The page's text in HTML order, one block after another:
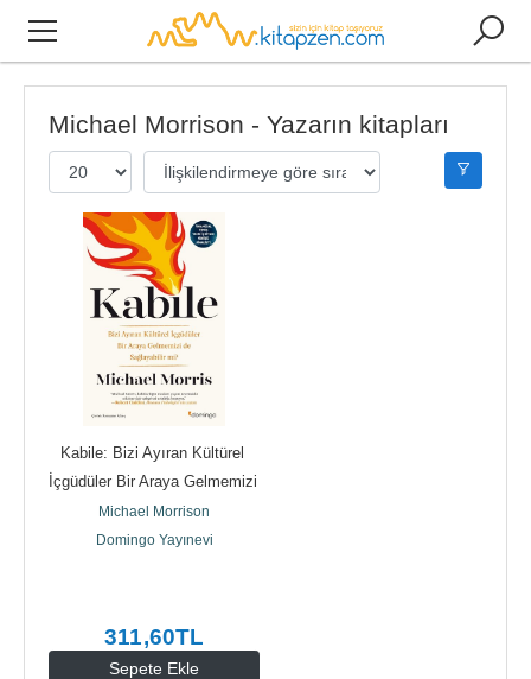
Michael Morrison - Yazarın kitapları
Sepete Ekle
Kabile: Bizi Ayıran Kültürel
İçgüdüler Bir Araya Gelmemizi
de...
Michael Morrison
Domingo Yayınevi
311,60TL